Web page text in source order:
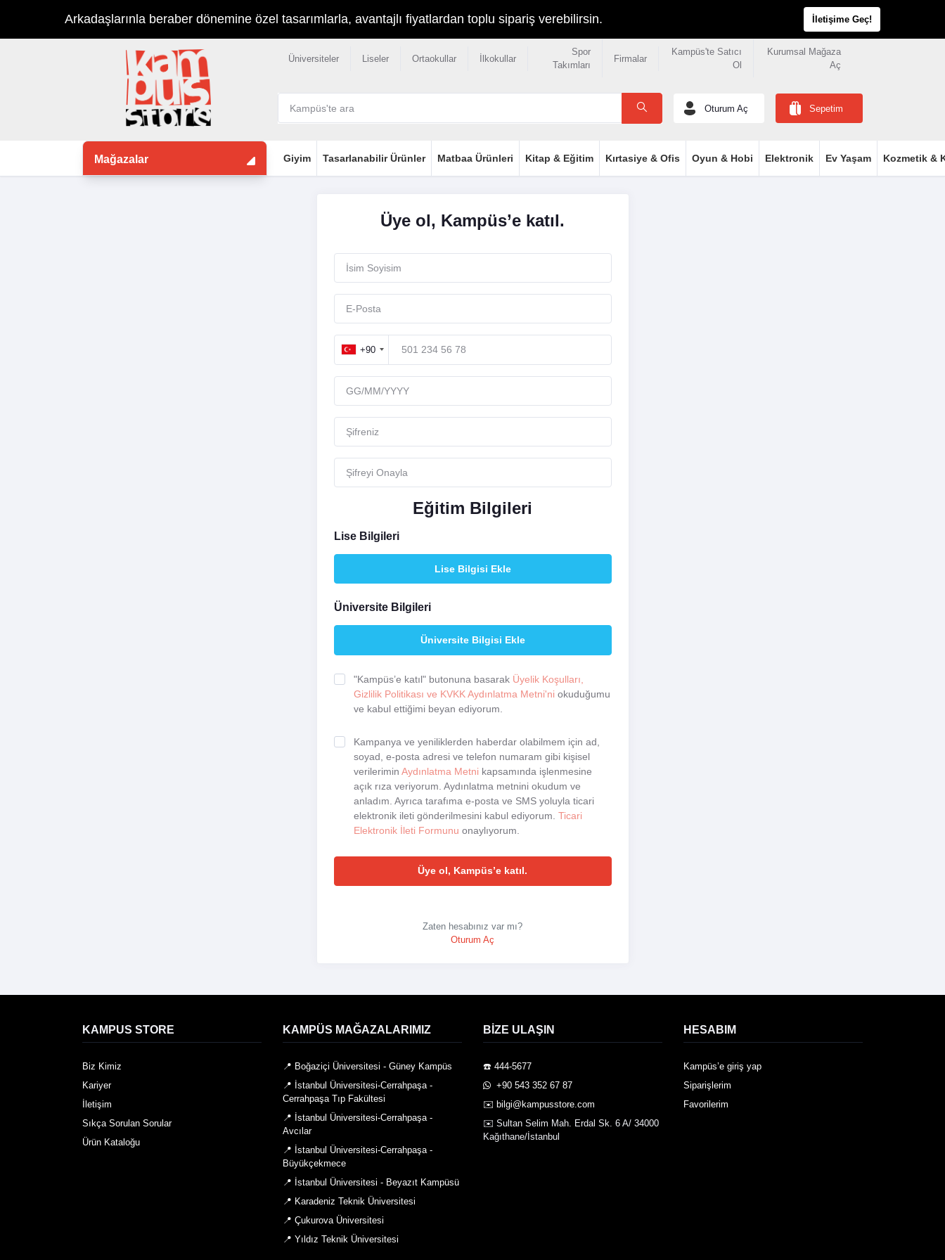
Arkadaşlarınla beraber dönemine özel tasarımlarla, avantajlı fiyatlardan toplu sipariş verebilirsin. İletişime Geç!
Üniversiteler Liseler Ortaokullar İlkokullar
Spor
Takımları
Firmalar
Kampüs'te Satıcı
Ol
Kurumsal Mağaza
Aç
Oturum Aç Sepetim
Mağazalar Giyim Tasarlanabilir Ürünler Matbaa Ürünleri Kitap & Eğitim Kırtasiye & Ofis Oyun & Hobi Elektronik Ev Yaşam Kozmetik &
Üye ol, Kampüs’e katıl.
+90
Eğitim Bilgileri
Lise Bilgileri
Lise Bilgisi Ekle
Üniversite Bilgileri
Üniversite Bilgisi Ekle
"Kampüs’e katıl" butonuna basarak Üyelik Koşulları,
Gizlilik Politikası ve KVKK Aydınlatma Metni'ni okuduğumu
ve kabul ettiğimi beyan ediyorum.
Kampanya ve yeniliklerden haberdar olabilmem için ad,
soyad, e-posta adresi ve telefon numaram gibi kişisel
verilerimin Aydınlatma Metni kapsamında işlenmesine
açık rıza veriyorum. Aydınlatma metnini okudum ve
anladım. Ayrıca tarafıma e-posta ve SMS yoluyla ticari
elektronik ileti gönderilmesini kabul ediyorum. Ticari
Elektronik İleti Formunu onaylıyorum.
Üye ol, Kampüs’e katıl.
Zaten hesabınız var mı?
Oturum Aç
KAMPUS STORE
Biz Kimiz
Kariyer
İletişim
Sıkça Sorulan Sorular
Ürün Kataloğu
KAMPÜS MAĞAZALARIMIZ
📍 Boğaziçi Üniversitesi - Güney Kampüs
📍 İstanbul Üniversitesi-Cerrahpaşa -
Cerrahpaşa Tıp Fakültesi
📍 İstanbul Üniversitesi-Cerrahpaşa -
Avcılar
📍 İstanbul Üniversitesi-Cerrahpaşa -
Büyükçekmece
📍 İstanbul Üniversitesi - Beyazıt Kampüsü
📍 Karadeniz Teknik Üniversitesi
📍 Çukurova Üniversitesi
📍 Yıldız Teknik Üniversitesi
BIZE ULAŞIN
☎️ 444-5677
️ +90 543 352 67 87
✉️ bilgi@kampusstore.com
✉️ Sultan Selim Mah. Erdal Sk. 6 A/ 34000
Kağıthane/İstanbul
HESABIM
Kampüs’e giriş yap
Siparişlerim
Favorilerim